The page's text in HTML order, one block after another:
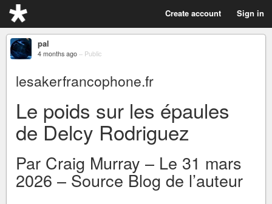
Create account Sign in
pal
4 months ago – Public
lesakerfrancophone.fr
Le poids sur les épaules
de Delcy Rodriguez
Par Craig Murray – Le 31 mars
2026 – Source Blog de l’auteur